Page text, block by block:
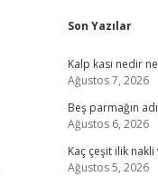
Son Yazılar
Kalp kası nedir
Ağustos 7, 2026
Beş parmağın
Ağustos 6, 2026
Kaç çeşit ilik nakli
Ağustos 5, 2026